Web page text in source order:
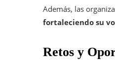
Además, las
fortaleciendo su
Retos y